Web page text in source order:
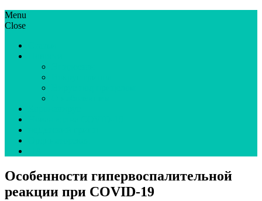
ГрипЮА: симптоми і лікування | Все про грип в Україні
Все про грип в Україні та Києві, профілактика грипу.
Menu
Close
Особенности гипервоспалительной
реакции при COVID-19